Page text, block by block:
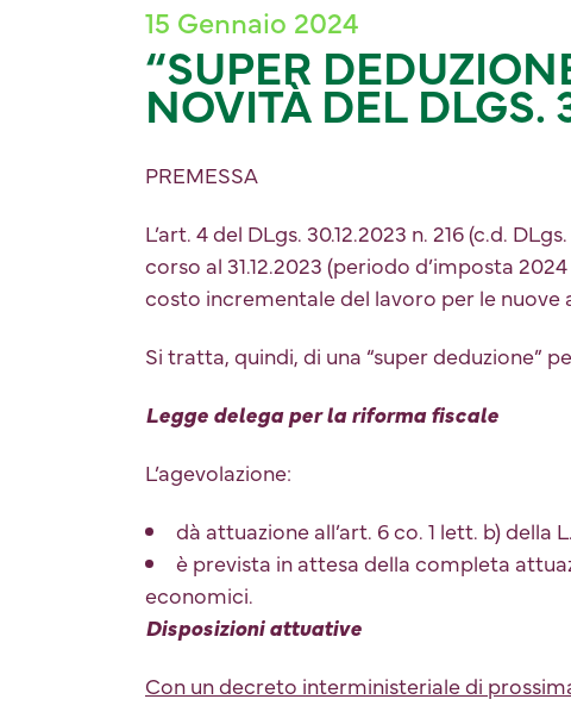
15 Gennaio 2024
“SUPER
NOVITÀ DEL DLGS.
PREMESSA
L’art. 4 del DLgs. 30.12.2023 n. 216 (c.d.
corso al 31.12.2023 (periodo d’imposta
costo incrementale del lavoro per le
Si tratta, quindi, di una “super deduzione”
Legge delega per la riforma fiscale
L’agevolazione:
dà attuazione all’art. 6 co. 1 lett. b) della
è prevista in attesa della completa
economici.
Disposizioni attuative
Con un decreto interministeriale di